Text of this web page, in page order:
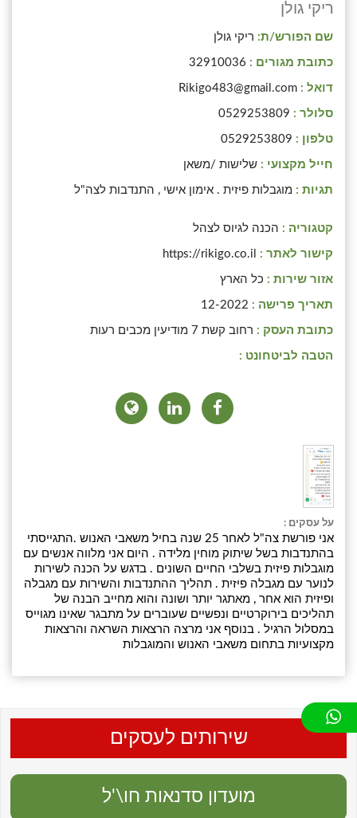
ריקי גולן
שם הפורש/ת: ריקי גולן
כתובת מגורים : 32910036
דואל : Rikigo483@gmail.com
סלולר : 0529253809
טלפון : 0529253809
חייל מקצועי : שלישות /משאן
תגיות : מוגבלות פיזית . אימון אישי , התנדבות לצה"ל
קטגוריה : הכנה לגיוס לצהל
קישור לאתר : https://rikigo.co.il
אזור שירות : כל הארץ
תאריך פרישה : 12-2022
כתובת העסק : רחוב קשת 7 מודיעין מכבים רעות
הטבה לביטחונט :
על עסקים :
אני פורשת צה"ל לאחר 25 שנה בחיל משאבי האנוש .התגייסתי
בהתנדבות בשל שיתוק מוחין מלידה . היום אני מלווה אנשים עם
מוגבלות פיזית בשלבי החיים השונים . בדגש על הכנה לשירות
לנוער עם מגבלה פיזית . תהליך ההתנדבות והשירות עם מגבלה
ופיזית הוא אחר , מאתגר יותר ושונה והוא מחייב הבנה של
תהליכים בירוקרטיים ונפשיים שעוברים על מתבגר שאינו מגוייס
במסלול הרגיל . בנוסף אני מרצה הרצאות השראה והרצאות
מקצועיות בתחום משאבי האנוש והמוגבלות
שירותים לעסקים
מועדון סדנאות חו\'ל